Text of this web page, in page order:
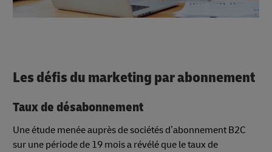
Les défis du marketing par abonnement
Taux de désabonnement
Une étude menée auprès de sociétés d’abonnement B2C
sur une période de 19 mois a révélé que le taux de